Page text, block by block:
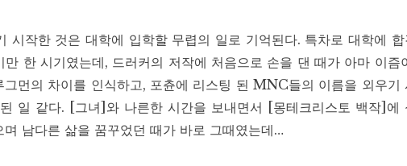
시작한 것은 대학에 입학할 무렵의 일로 기억된다. 특차로 대학에 합
한 시기였는데, 드러커의 저작에 처음으로 손을 댄 때가 아마 이즘
그먼의 차이를 인식하고, 포츈에 리스팅 된 MNC들의 이름을 외우기
일 같다. [그녀]와 나른한 시간을 보내면서 [몽테크리스토 백작]에
남다른 삶을 꿈꾸었던 때가 바로 그때였는데…